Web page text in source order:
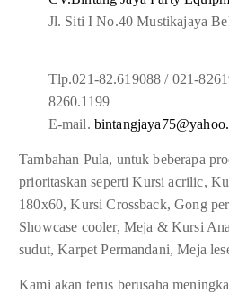
Jl. Siti I No.40 Mustikajaya
Tlp.021-82.619088 / 021-
8260.1199
E-mail.
Tambahan Pula, untuk beberapa
prioritaskan seperti Kursi acrilic,
180x60, Kursi Crossback, Gong
Showcase cooler, Meja & Kursi
sudut, Karpet Permandani, Meja
Kami akan terus berusaha